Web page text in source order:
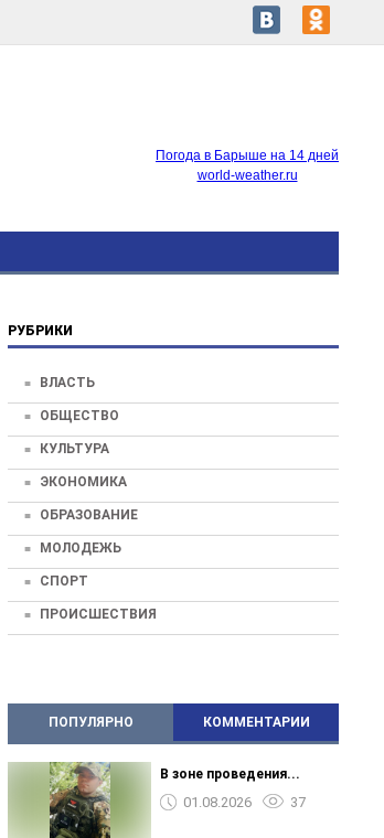
Погода в Барыше на 14 дней
world-weather.ru
РУБРИКИ
ВЛАСТЬ
ОБЩЕСТВО
КУЛЬТУРА
ЭКОНОМИКА
ОБРАЗОВАНИЕ
МОЛОДЕЖЬ
СПОРТ
ПРОИСШЕСТВИЯ
ПОПУЛЯРНО КОММЕНТАРИИ
В зоне проведения...
01.08.2026 37